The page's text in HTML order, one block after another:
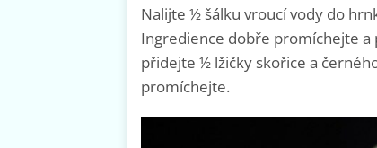
Nalijte ½ šálku vroucí vody do
Ingredience dobře promíchejte
přidejte ½ lžičky skořice a
promíchejte.